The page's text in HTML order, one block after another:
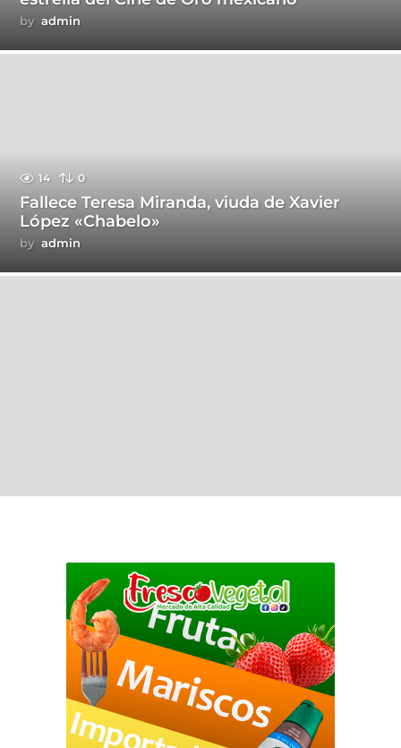
by admin
14 0
Fallece Teresa Miranda, viuda de Xavier
López «Chabelo»
by admin